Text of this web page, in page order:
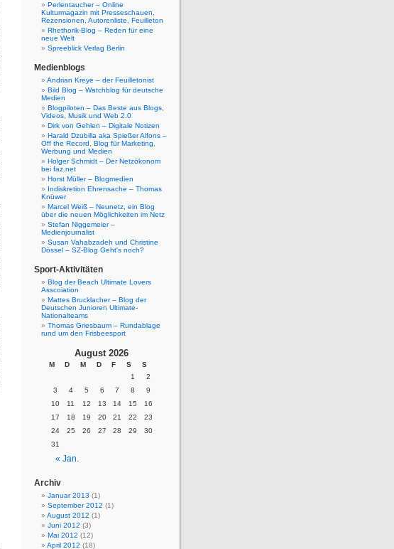
Perlentaucher – Online
Kulturmagazin mit Presseschauen,
Rezensionen, Autorenliste, Feuilleton
Rhethorik-Blog – Reden für eine
neue Welt
Spreeblick Verlag Berlin
Medienblogs
Andrian Kreye – der Feuilletonist
Bild Blog – Watchblog für deutsche
Medien
Blogpiloten – Das Beste aus Blogs,
Videos, Musik und Web 2.0
Dirk von Gehlen – Digitale Notizen
Harald Dzubilla aka Spießer Alfons –
Off the Record, Blog für Marketing,
Werbung und Medien
Holger Schmidt – Der Netzökonom
bei faz.net
Horst Müller – Blogmedien
Indiskretion Ehrensache – Thomas
Knüwer
Marcel Weiß – Neunetz, ein Blog
über die neuen Möglichkeiten im Netz
Stefan Niggemeier –
Medienjournalist
Susan Vahabzadeh und Christine
Dössel – SZ-Blog Geht's noch?
Sport-Aktivitäten
Blog der Beach Ultimate Lovers
Asscoiation
Mattes Brucklacher – Blog der
Deutschen Junioren Ultimate-
Nationalteams
Thomas Griesbaum – Rundablage
rund um den Frisbeesport
August 2026
M D M D F S S
« Jan.
1
2
3
4 5 6 7 8
9
10
11 12 13 14 15
16
17
18 19 20 21 22
23
24
25 26 27 28 29
30
31
Archiv
Januar 2013 (1)
September 2012 (1)
August 2012 (1)
Juni 2012 (3)
Mai 2012 (12)
April 2012 (18)